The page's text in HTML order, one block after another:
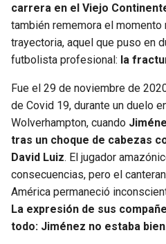
SEAHAWKS
BEARS
PACKERS
FALCONS
PANTHERS
PELICANS
SPURS
TIMBERWOLVES
TRAIL BLAZERS
JAZZ
carrera en el Viejo
también rememora el
trayectoria, aquel que puso en
futbolista profesional: la
Fue el 29 de noviembre de
de Covid 19, durante un duelo
Wolverhampton, cuando
tras un choque de cabezas
David Luiz. El jugador
consecuencias, pero el
América permaneció
La expresión de sus
todo: Jiménez no estaba